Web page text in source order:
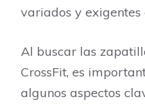
variados y exigentes
Al buscar las
CrossFit, es
algunos aspectos